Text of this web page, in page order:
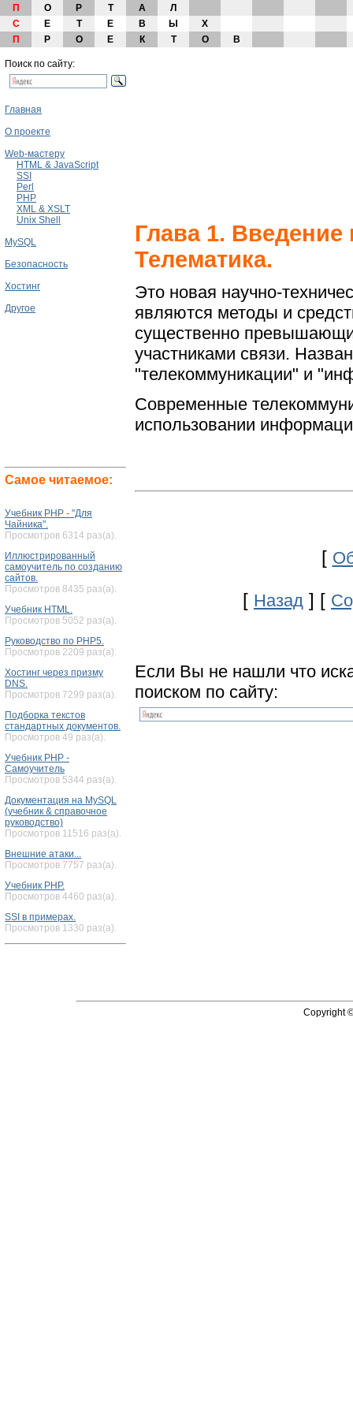
П О Р Т А
Л
С
Е Т Е В Ы
Х
П
Р О Е К Т О В
Поиск по сайту:
Главная
О проекте
Web-мастеру
HTML & JavaScript
SSI
Perl
PHP
XML & XSLT
Unix Shell
MySQL
Безопасность
Хостинг
Другое
Самое читаемое:
Учебник PHP - "Для
Чайника".
Просмотров 6314 раз(а).
Иллюстрированный
самоучитель по созданию
сайтов.
Просмотров 8435 раз(а).
Учебник HTML.
Просмотров 5052 раз(а).
Руководство по PHP5.
Просмотров 2209 раз(а).
Хостинг через призму
DNS.
Просмотров 7299 раз(а).
Подборка текстов
стандартных документов.
Просмотров 49 раз(а).
Учебник PHP -
Самоучитель
Просмотров 5344 раз(а).
Документация на MySQL
(учебник & справочное
руководство)
Просмотров 11516 раз(а).
Внешние атаки...
Просмотров 7757 раз(а).
Учебник PHP.
Просмотров 4460 раз(а).
SSI в примерах.
Просмотров 1330 раз(а).
Глава 1.
Телематика.
Это новая научно-
являются методы и
существенно
участниками связи.
"телекоммуникации" и
Современные
использовании
[
[ Назад ] [
Если Вы не нашли что
поиском по сайту:
Copyright